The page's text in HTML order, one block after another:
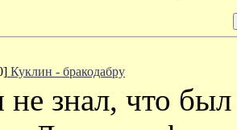
Куклин - бракодабру
знал, что